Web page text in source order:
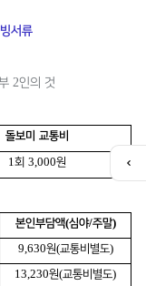
서류
2인의 것
돌보미 교통비
1회 3,000원
본인부담액(심야/주말)
9,630원(교통비별도)
13,230원(교통비별도)
퀵
메
기